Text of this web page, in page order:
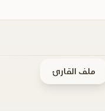
ملف القارئ